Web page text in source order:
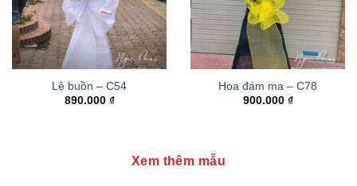
Lệ buồn – C54
890.000 ₫
Hoa đám ma – C78
900.000 ₫
Xem thêm mẫu